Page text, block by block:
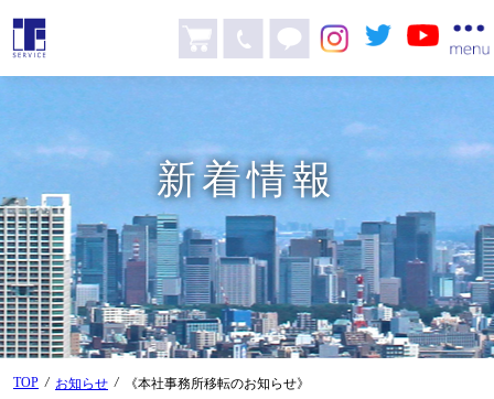
新着情報
TOP / お知らせ / 《本社事務所移転のお知らせ》